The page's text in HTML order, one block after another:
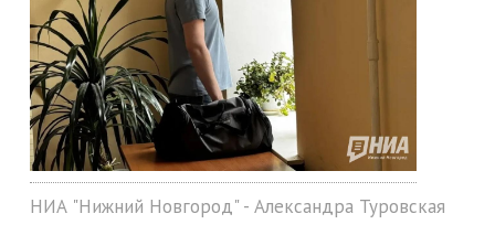
НИА "Нижний Новгород" - Александра Туровская